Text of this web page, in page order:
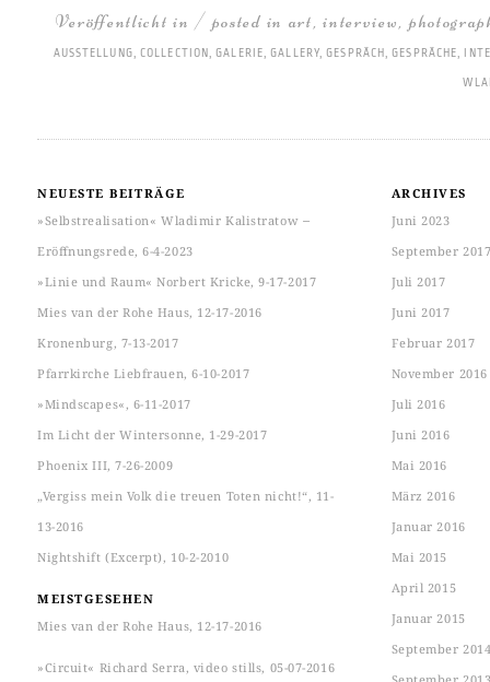
Veröffentlicht in / posted in art,interview,
AUSSTELLUNG, COLLECTION,GALERIE,GALLERY,GESPRÄCH,GESPRÄCHE,
NEUESTE BEITRÄGE
»Selbstrealisation« Wladimir Kalistratow ‒
Eröffnungsrede, 6-4-2023
»Linie und Raum« Norbert Kricke, 9-17-2017
Mies van der Rohe Haus, 12-17-2016
Kronenburg, 7-13-2017
Pfarrkirche Liebfrauen, 6-10-2017
»Mindscapes«, 6-11-2017
Im Licht der Wintersonne, 1-29-2017
Phoenix III, 7-26-2009
„Vergiss mein Volk die treuen Toten nicht!“, 11-
13-2016
Nightshift (Excerpt), 10-2-2010
MEISTGESEHEN
Mies van der Rohe Haus, 12-17-2016
»Circuit« Richard Serra, video stills, 05-07-2016
ARCHIVES
Juni 2023
September
Juli 2017
Juni 2017
Februar 2017
November 2016
Juli 2016
Juni 2016
Mai 2016
März 2016
Januar 2016
Mai 2015
April 2015
Januar 2015
September